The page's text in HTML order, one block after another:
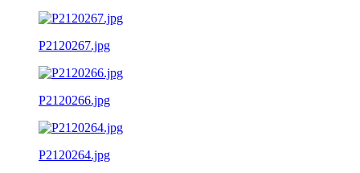
P2120267.jpg
P2120266.jpg
P2120264.jpg